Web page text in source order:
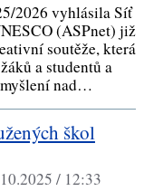
2026 vyhlásila Síť
(ASPnet) již
soutěže, která
a studentů a
nad…
škol
/ 12:33